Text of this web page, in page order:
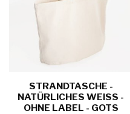
STRANDTASCHE -
NATÜRLICHES WEISS - O
HNE LABEL - GOTS